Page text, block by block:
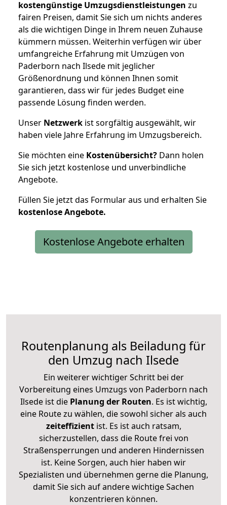
kostengünstige Umzugsdienstleistungen zu
fairen Preisen, damit Sie sich um nichts anderes
als die wichtigen Dinge in Ihrem neuen Zuhause
kümmern müssen. Weiterhin verfügen wir über
umfangreiche Erfahrung mit Umzügen von
Paderborn nach Ilsede mit jeglicher
Größenordnung und können Ihnen somit
garantieren, dass wir für jedes Budget eine
passende Lösung finden werden.
Unser Netzwerk ist sorgfältig ausgewählt, wir
haben viele Jahre Erfahrung im Umzugsbereich.
Sie möchten eine Kostenübersicht? Dann holen
Sie sich jetzt kostenlose und unverbindliche
Angebote.
Füllen Sie jetzt das Formular aus und erhalten Sie
kostenloseAngebote.
Kostenlose Angebote erhalten
Routenplanung als Beiladung für
den Umzug nach Ilsede
Ein weiterer wichtiger Schritt bei der
Vorbereitung eines Umzugs von Paderborn nach
Ilsede ist diePlanung der Routen. Es ist wichtig,
eine Route zu wählen, die sowohl sicher als auch
zeiteffizientist. Es ist auch ratsam,
sicherzustellen, dass die Route frei von
Straßensperrungen und anderen Hindernissen
ist. Keine Sorgen, auch hier haben wir
Spezialisten und übernehmen gerne die Planung,
damit Sie sich auf andere wichtige Sachen
konzentrieren können.